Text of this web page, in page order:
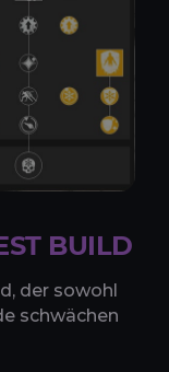
BUILD
der sowohl
schwächen